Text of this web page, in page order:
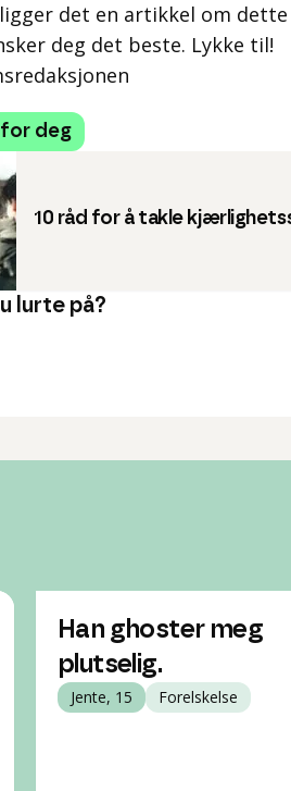
det en artikkel om
deg det beste. Lykke til!
deg
10 råd for å takle
lurte på?
Han ghoster meg
plutselig.
Jente, 15 Forelskelse